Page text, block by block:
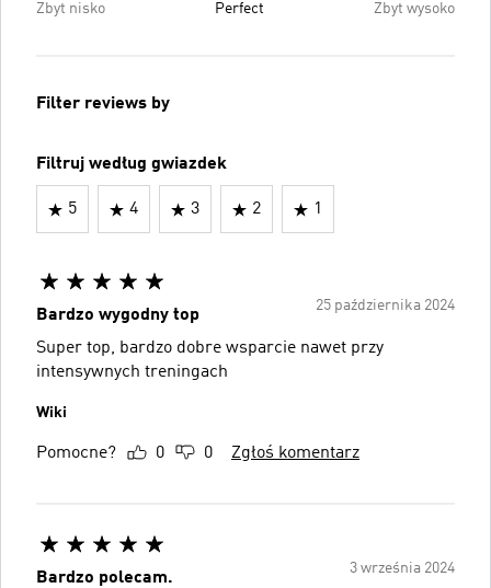
Zbyt nisko Perfect Zbyt wysoko
Filter reviews by
Filtruj według gwiazdek
5 4 3 2 1
25 października 2024
Bardzo wygodny top
Super top, bardzo dobre wsparcie nawet przy
intensywnych treningach
Wiki
Pomocne? 0 0 Zgłoś komentarz
3 września 2024
Bardzo polecam.